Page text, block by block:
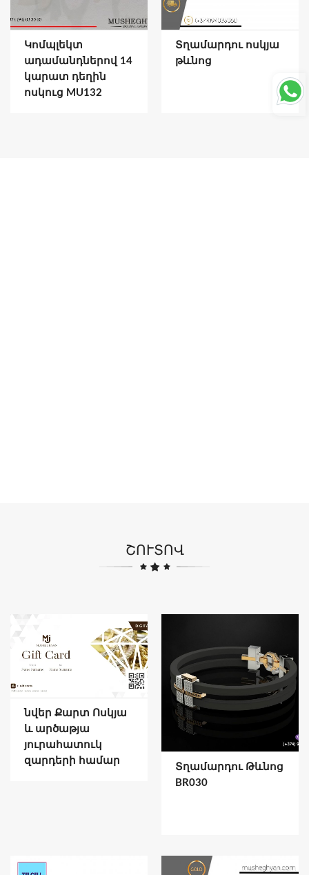
Կոմպլեկտ
ադամանդներով 14
կարատ դեղին
ոսկուց MU132
Տղամարդու ոսկյա
թևնոց
ՇՈՒՏՈՎ
նվեր Քարտ Ոսկյա
և արծաթյա
յուրահատուկ
զարդերի համար
Տղամարդու Թևնոց
BR030